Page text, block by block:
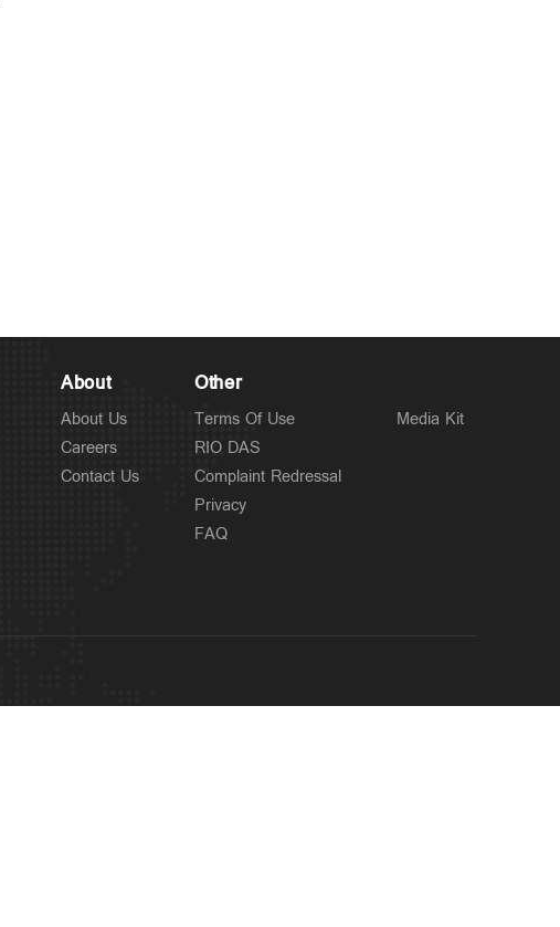
About
About Us
Careers
Contact Us
Other
Terms Of Use
RIO DAS
Complaint Redressal
Privacy
FAQ
Media Kit